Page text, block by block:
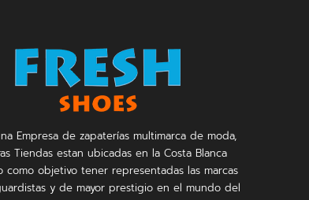
Empresa de zapaterías multimarca de moda,
Tiendas estan ubicadas en la Costa Blanca
como objetivo tener representadas las marcas
y de mayor prestigio en el mundo del